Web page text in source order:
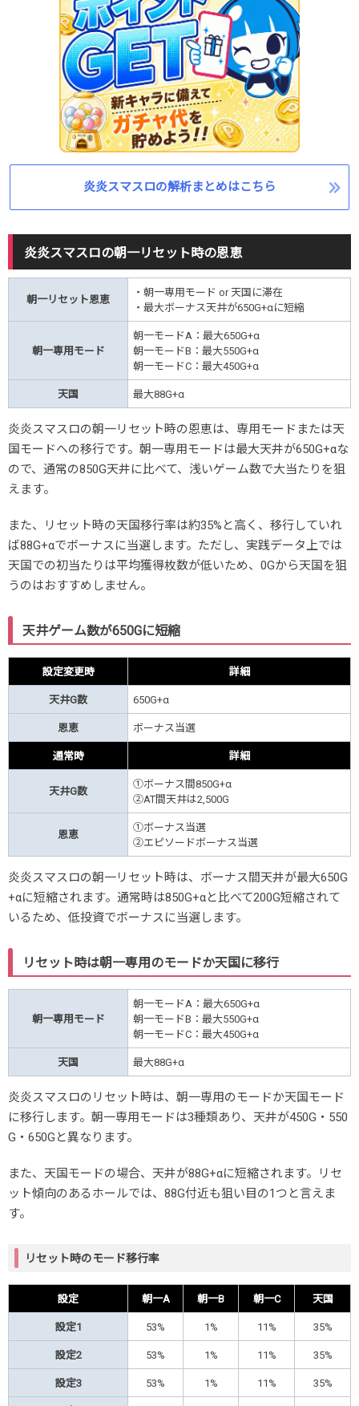
炎炎スマスロの解析まとめはこちら
炎炎スマスロの朝一リセット時の恩恵
朝一リセット恩恵
・朝一専用モード or 天国に滞在
・最大ボーナス天井が650G+αに短縮
朝一専用モード
朝一モードA：最大650G+α
朝一モードB：最大550G+α
朝一モードC：最大450G+α
天国 最大88G+α
炎炎スマスロの朝一リセット時の恩恵は、専用モードまたは天
国モードへの移行です。朝一専用モードは最大天井が650G+αな
ので、通常の850G天井に比べて、浅いゲーム数で大当たりを狙
えます。
また、リセット時の天国移行率は約35%と高く、移行していれ
ば88G+αでボーナスに当選します。ただし、実践データ上では
天国での初当たりは平均獲得枚数が低いため、0Gから天国を狙
うのはおすすめしません。
天井ゲーム数が650Gに短縮
設定変更時 詳細
天井G数 650G+α
恩恵 ボーナス当選
通常時 詳細
天井G数
①ボーナス間850G+α
②AT間天井は2,500G
恩恵
①ボーナス当選
②エピソードボーナス当選
炎炎スマスロの朝一リセット時は、ボーナス間天井が最大650G
+αに短縮されます。通常時は850G+αと比べて200G短縮されて
いるため、低投資でボーナスに当選します。
リセット時は朝一専用のモードか天国に移行
朝一専用モード
朝一モードA：最大650G+α
朝一モードB：最大550G+α
朝一モードC：最大450G+α
天国 最大88G+α
炎炎スマスロのリセット時は、朝一専用のモードか天国モード
に移行します。朝一専用モードは3種類あり、天井が450G・550
G・650Gと異なります。
また、天国モードの場合、天井が88G+αに短縮されます。リセ
ット傾向のあるホールでは、88G付近も狙い目の1つと言えま
す。
リセット時のモード移行率
設定 朝一A 朝一B 朝一C 天国
設定1 53% 1% 11% 35%
設定2 53% 1% 11% 35%
設定3 53% 1% 11% 35%